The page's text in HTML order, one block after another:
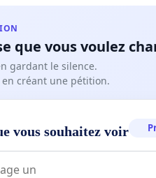
que vous voulez
gardant le silence.
créant une pétition.
vous souhaitez voir